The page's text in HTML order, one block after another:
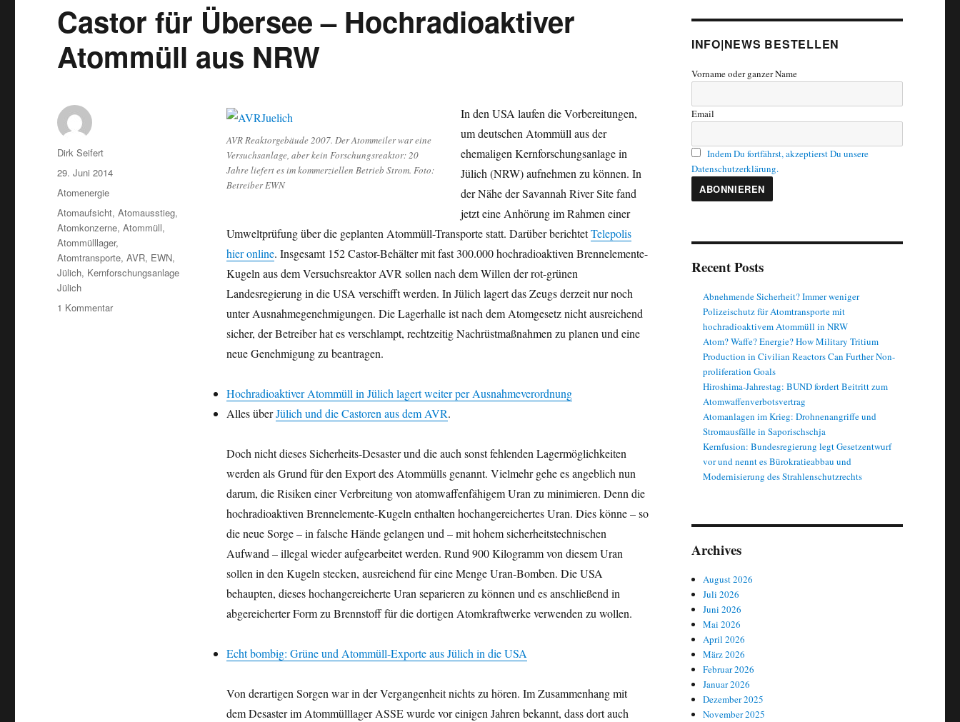
Castor für Übersee – Hochradioaktiver
Atommüll aus NRW
AVR Reaktorgebäude 2007. Der Atommeiler war eine
Versuchsanlage, aber kein Forschungsreaktor: 20
Jahre liefert es im kommerziellen Betrieb Strom. Foto:
Betreiber EWN
In den USA laufen die Vorbereitungen,
um deutschen Atommüll aus der
ehemaligen Kernforschungsanlage in
Jülich (NRW) aufnehmen zu können. In
der Nähe der Savannah River Site fand
jetzt eine Anhörung im Rahmen einer
Umweltprüfung über die geplanten Atommüll-Transporte statt. Darüber berichtetTelepolis
hier online. Insgesamt 152 Castor-Behälter mit fast 300.000 hochradioaktiven Brennelemente-
Kugeln aus dem Versuchsreaktor AVR sollen nach dem Willen der rot-grünen
Landesregierung in die USA verschifft werden. In Jülich lagert das Zeugs derzeit nur noch
unter Ausnahmegenehmigungen. Die Lagerhalle ist nach dem Atomgesetz nicht ausreichend
sicher, der Betreiber hat es verschlampt, rechtzeitig Nachrüstmaßnahmen zu planen und eine
neue Genehmigung zu beantragen.
Hochradioaktiver Atommüll in Jülich lagert weiter per Ausnahmeverordnung
Alles überJülich und die Castoren aus dem AVR.
Doch nicht dieses Sicherheits-Desaster und die auch sonst fehlenden Lagermöglichkeiten
werden als Grund für den Export des Atommülls genannt. Vielmehr gehe es angeblich nun
darum, die Risiken einer Verbreitung von atomwaffenfähigem Uran zu minimieren. Denn die
hochradioaktiven Brennelemente-Kugeln enthalten hochangereichertes Uran. Dies könne – so
die neue Sorge – in falsche Hände gelangen und – mit hohem sicherheitstechnischen
Aufwand – illegal wieder aufgearbeitet werden. Rund 900 Kilogramm von diesem Uran
sollen in den Kugeln stecken, ausreichend für eine Menge Uran-Bomben. Die USA
behaupten, dieses hochangereicherte Uran separieren zu können und es anschließend in
abgereicherter Form zu Brennstoff für die dortigen Atomkraftwerke verwenden zu wollen.
Echt bombig: Grüne und Atommüll-Exporte aus Jülich in die USA
Von derartigen Sorgen war in der Vergangenheit nichts zu hören. Im Zusammenhang mit
dem Desaster im Atommülllager ASSE wurde vor einigen Jahren bekannt, dass dort auch
Autor
Dirk Seifert
Veröffentlicht
am
29. Juni 2014
Kategorien
Atomenergie
Schlagwörter
Atomaufsicht,Atomausstieg,
Atomkonzerne,Atommüll,
Atommülllager,
Atomtransporte,AVR, EWN,
Jülich, Kernforschungsanlage
Jülich
1 Kommentarzu
INFO|NEWS BESTELLEN
Vorname oder ganzer Name
Email
Indem Du fortfährst, akzeptierst Du unsere
Datenschutzerklärung.
Recent Posts
Abnehmende Sicherheit? Immer weniger
Polizeischutz für Atomtransporte mit
hochradioaktivem Atommüll in NRW
Atom? Waffe? Energie? How Military Tritium
Production in Civilian Reactors Can Further Non-
proliferation Goals
Hiroshima-Jahrestag: BUND fordert Beitritt zum
Atomwaffenverbotsvertrag
Atomanlagen im Krieg: Drohnenangriffe und
Stromausfälle in Saporischschja
Kernfusion: Bundesregierung legt Gesetzentwurf
vor und nennt es Bürokratieabbau und
Modernisierung des Strahlenschutzrechts
Archives
August 2026
Juli 2026
Juni 2026
Mai 2026
April 2026
März 2026
Februar 2026
Januar 2026
Dezember 2025
November 2025